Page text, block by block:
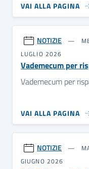
VAI ALLA PAGINA
NOTIZIE
LUGLIO 2026
Vademecum per
Vademecum per
VAI ALLA PAGINA
NOTIZIE
GIUGNO 2026